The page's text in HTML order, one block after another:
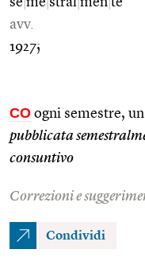
avv.
1927;
CO ogni semestre,
pubblicata
consuntivo
Correzioni e
Condividi